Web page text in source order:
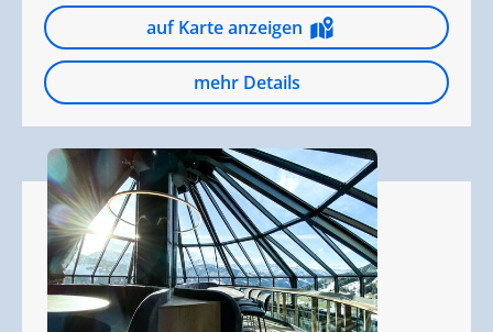
auf Karte anzeigen
mehr Details